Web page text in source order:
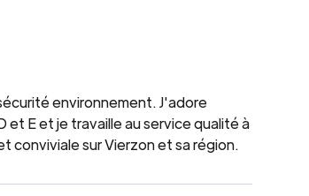
environnement. J'adore
et E et je travaille au service qualité à
conviviale sur Vierzon et sa région.